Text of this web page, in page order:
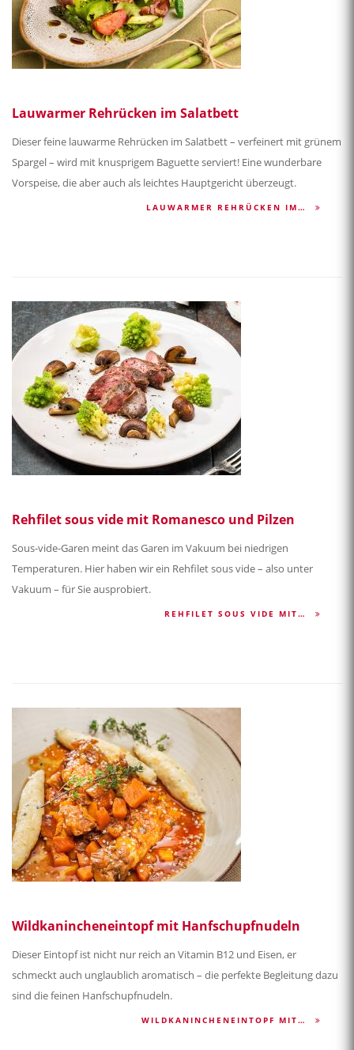
Lauwarmer Rehrücken im Salatbett
Dieser feine lauwarme Rehrücken im Salatbett – verfeinert mit grünem
Spargel – wird mit knusprigem Baguette serviert! Eine wunderbare
Vorspeise, die aber auch als leichtes Hauptgericht überzeugt.
LAUWARMER REHRÜCKEN IM…
Rehfilet sous vide mit Romanesco und Pilzen
Sous-vide-Garen meint das Garen im Vakuum bei niedrigen
Temperaturen. Hier haben wir ein Rehfilet sous vide – also unter
Vakuum – für Sie ausprobiert.
REHFILET SOUS VIDE MIT…
Wildkanincheneintopf mit Hanfschupfnudeln
Dieser Eintopf ist nicht nur reich an Vitamin B12 und Eisen, er
schmeckt auch unglaublich aromatisch – die perfekte Begleitung dazu
sind die feinen Hanfschupfnudeln.
WILDKANINCHENEINTOPF MIT…